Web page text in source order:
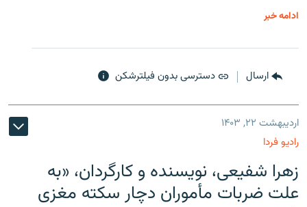
ادامه خبر
ارسال دسترسی بدون فیلترشکن
اردیبهشت ۲۲, ۱۴۰۳
رادیو فردا
زهرا شفیعی، نویسنده و کارگردان، «به
علت ضربات مأموران دچار سکته مغزی